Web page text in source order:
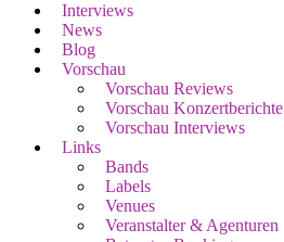
Interviews
News
Blog
Vorschau
Vorschau Reviews
Vorschau Konzertberichte
Vorschau Interviews
Links
Bands
Labels
Venues
Veranstalter & Agenturen